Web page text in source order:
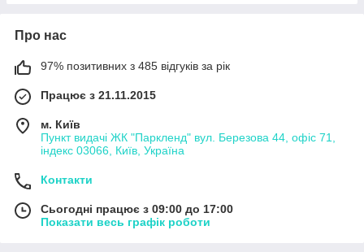
Про нас
97% позитивних з 485 відгуків за рік
Працює з 21.11.2015
м. Київ
Пункт видачі ЖК "Паркленд" вул. Березова 44, офіс 71,
індекс 03066, Київ, Україна
Контакти
Сьогодні працює з 09:00 до 17:00
Показати весь графік роботи